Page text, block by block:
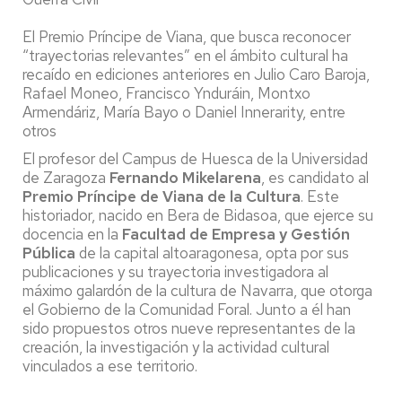
El Premio Príncipe de Viana, que busca reconocer
“trayectorias relevantes” en el ámbito cultural ha
recaído en ediciones anteriores en Julio Caro Baroja,
Rafael Moneo, Francisco Ynduráin, Montxo
Armendáriz, María Bayo o Daniel Innerarity, entre
otros
El profesor del Campus de Huesca de la Universidad
de Zaragoza Fernando Mikelarena, es candidato al
Premio Príncipe de Viana de la Cultura. Este
historiador, nacido en Bera de Bidasoa, que ejerce su
docencia en la Facultad de Empresa y Gestión
Pública de la capital altoaragonesa, opta por sus
publicaciones y su trayectoria investigadora al
máximo galardón de la cultura de Navarra, que otorga
el Gobierno de la Comunidad Foral. Junto a él han
sido propuestos otros nueve representantes de la
creación, la investigación y la actividad cultural
vinculados a ese territorio.